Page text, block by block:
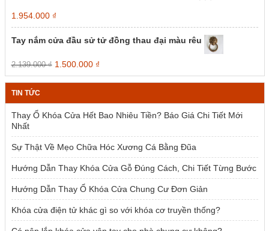
Giá
gốc
là:
2.385.000 ₫.
1.954.000 ₫Giá
hiện
tại
Tay nắm cửa đầu sử tử đồng thau đại màu rêu
2.139.000₫ Giá
gốc
là:
1.500.000 ₫Giá
hiện
tại
1.500.000 ₫.
TIN TỨC
Thay Ổ Khóa Cửa Hết Bao Nhiêu Tiền? Báo Giá Chi Tiết Mới
Nhất
Sự Thật Về Mẹo Chữa Hóc Xương Cá Bằng Đũa
Hướng Dẫn Thay Khóa Cửa Gỗ Đúng Cách, Chi Tiết Từng Bước
Hướng Dẫn Thay Ổ Khóa Cửa Chung Cư Đơn Giản
Khóa cửa điện tử khác gì so với khóa cơ truyền thống?